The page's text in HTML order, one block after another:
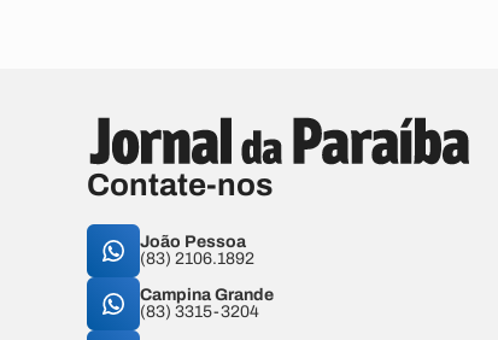
Contate-nos
João Pessoa
(83) 2106.1892
Campina Grande
(83) 3315-3204